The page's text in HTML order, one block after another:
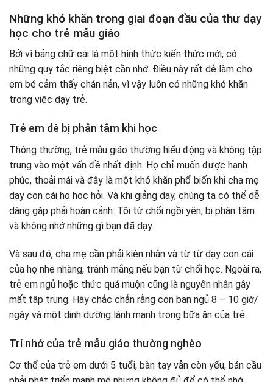
Những khó khăn trong giai đoạn đầu của thư dạy
học cho trẻ mẫu giáo
Bởi vì bảng chữ cái là một hình thức kiến ​​thức mới, có
những quy tắc riêng biệt cần nhớ. Điều này rất dễ làm cho
em bé cảm thấy chán nản, vì vậy luôn có những khó khăn
trong việc dạy trẻ.
Trẻ em dễ bị phân tâm khi học
Thông thường, trẻ mẫu giáo thường hiếu động và không tập
trung vào một vấn đề nhất định. Họ chỉ muốn được hạnh
phúc, thoải mái và đây là một khó khăn phổ biến khi cha mẹ
dạy con cái họ học hỏi. Và khi giảng dạy, chúng ta có thể dễ
dàng gặp phải hoàn cảnh: Tôi từ chối ngồi yên, bị phân tâm
và không nhớ những gì bạn đã dạy.
Và sau đó, cha mẹ cần phải kiên nhẫn và từ từ dạy con cái
của họ nhẹ nhàng, tránh mắng nếu bạn từ chối học. Ngoài ra,
trẻ em ngủ hoặc thức quá muộn cũng là nguyên nhân gây
mất tập trung. Hãy chắc chắn rằng con bạn ngủ 8 – 10 giờ/
ngày và một dinh dưỡng lành mạnh trong bữa ăn của trẻ.
Trí nhớ của trẻ mẫu giáo thường nghèo
Cơ thể của trẻ em dưới 5 tuổi, bàn tay vẫn còn yếu, bán cầu